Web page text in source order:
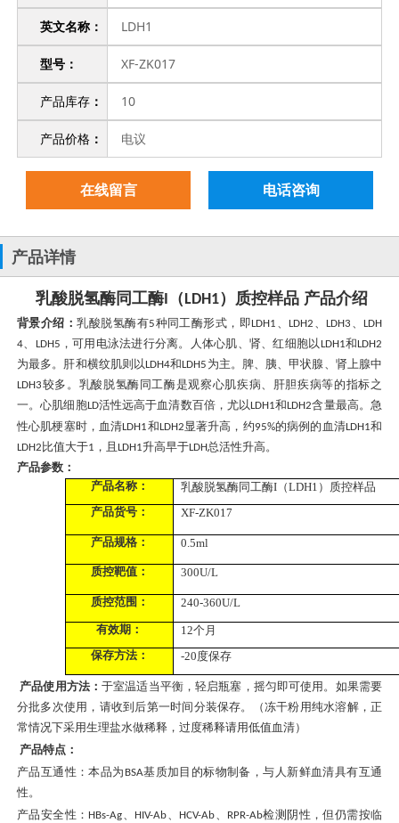
英文名称： LDH1
型号： XF-ZK017
产品库存 ： 10
产品价格 ： 电议
在线留言 电话咨询
产品详情
乳酸脱氢酶同工酶I （LDH1）质控样品 产品介绍
背景介绍：乳酸脱氢酶有5种同工酶形式，即LDH1 、LDH2 、LDH3 、LDH
4、 LDH5 ，可用电泳法进行分离。人体心肌、肾、红细胞以LDH1和LDH2
为最多。肝和横纹肌则以LDH4和LDH5 为主。脾、胰、甲状腺、肾上腺中
LDH3较多。乳酸脱氢酶同工酶是观察心肌疾病、肝胆疾病等的指标之
一。心肌细胞LD活性远高于血清数百倍，尤以LDH1和LDH2含量最高。急
性心肌梗塞时，血清LDH1和LDH2显著升高，约95%的病例的血清LDH1和
LDH2 比值大于1 ，且 LDH1升高早于LDH总活性升高。
产品参数：
产品名称：
乳酸脱氢酶同工酶I（LDH1）质控样品
产品货号：
XF-ZK017
产品规格： 0.5ml
质控靶值： 300U/L
质控范围： 240-360U/L
有效期：
12个月
保存方法：
-20度保存
产品使用方法：于室温适当平衡，轻启瓶塞，摇匀即可使用。如果需要
分批多次使用，请收到后第一时间分装保存。（冻干粉用纯水溶解，正
常情况下采用生理盐水做稀释 ， 过度稀释请用低值血清）
产品特点：
产品互通性：本品为 BSA基质加目的标物制备，与人新鲜血清具有互通
性。
产品安全性： HBs-Ag、 HIV-Ab、 HCV-Ab、 RPR-Ab检测阴性，但仍需按临